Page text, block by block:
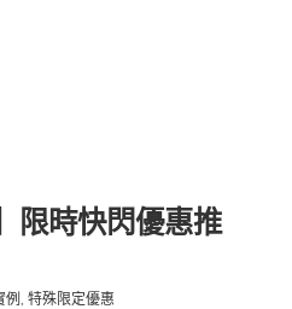
優惠推出!
限時快閃優惠推
例 特殊限定優惠